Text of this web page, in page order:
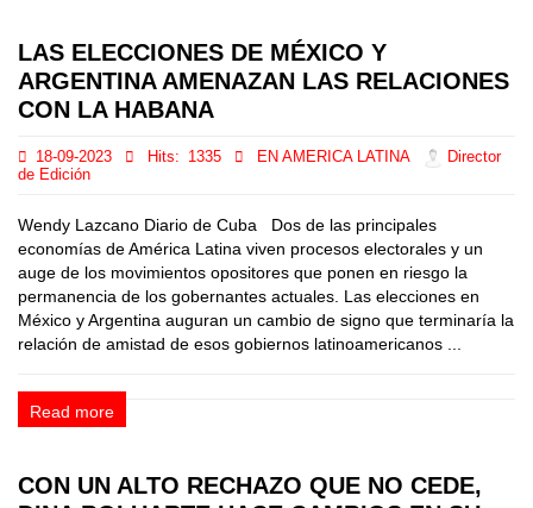
LAS ELECCIONES DE MÉXICO Y
ARGENTINA AMENAZAN LAS RELACIONES
CON LA HABANA
18-09-2023 Hits: 1335 EN AMERICA LATINA
Director
de Edición
Wendy Lazcano Diario de Cuba Dos de las principales
economías de América Latina viven procesos electorales y un
auge de los movimientos opositores que ponen en riesgo la
permanencia de los gobernantes actuales. Las elecciones en
México y Argentina auguran un cambio de signo que terminaría la
relación de amistad de esos gobiernos latinoamericanos ...
Read more
CON UN ALTO RECHAZO QUE NO CEDE,